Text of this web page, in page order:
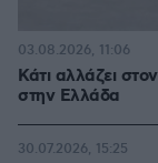
Κάτι αλλάζει
στην Ελλάδα
03.08.2026, 11:06
30.07.2026, 15:25